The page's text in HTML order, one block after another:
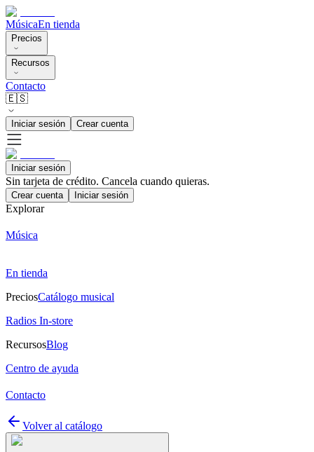
MúsicaEn tienda
Precios
Recursos
Contacto
🇪🇸
Iniciar sesión Crear cuenta
Iniciar sesión
Sin tarjeta de crédito. Cancela cuando quieras.
Crear cuenta Iniciar sesión
Explorar
Música
En tienda
PreciosCatálogo musical
Radios In-store
RecursosBlog
Centro de ayuda
Contacto
Volver al catálogo